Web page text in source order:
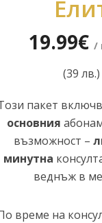
19.99€/
(39 лв.)
пакет
основния
възможност –
минутна
веднъж в
време на